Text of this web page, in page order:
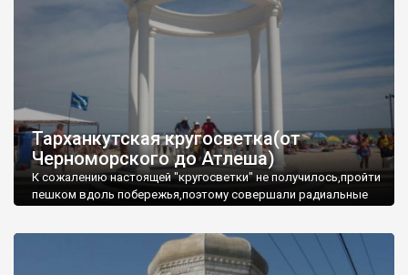
Тарханкутская кругосветка(от
Черноморского до Атлеша)
К сожалению настоящей "кругосветки" не получилось,пройти
пешком вдоль побережья,поэтому совершали радиальные